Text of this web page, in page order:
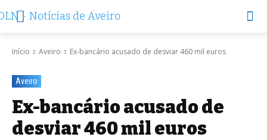
Início Aveiro Ex-bancário acusado de desviar 460 mil euros
Aveiro
Ex-bancário acusado de
desviar 460 mil euros